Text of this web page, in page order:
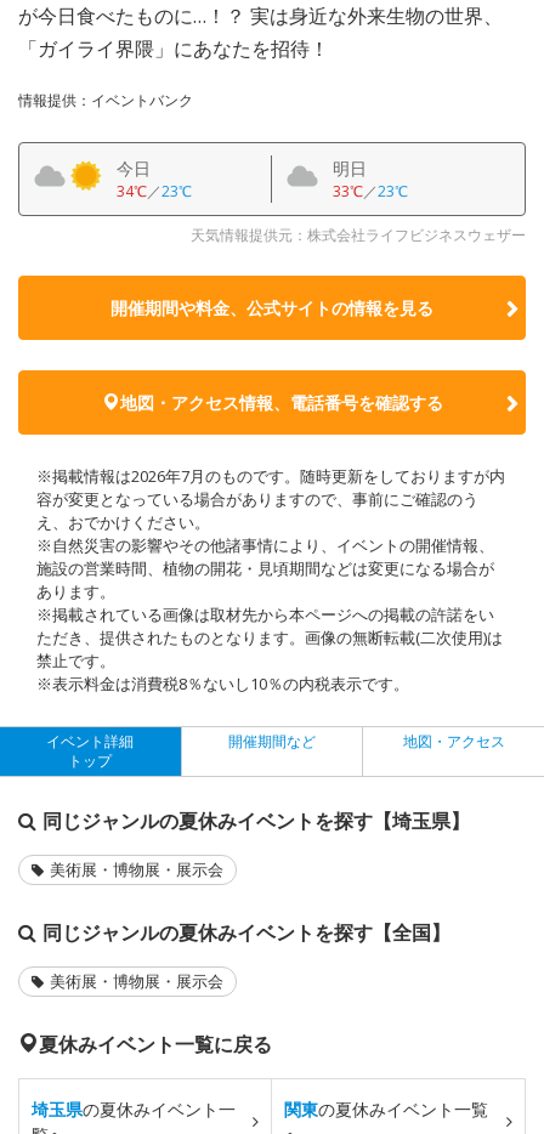
が今日食べたものに…！？ 実は身近な外来生物の世界、
「ガイライ界隈」にあなたを招待！
情報提供：イベントバンク
今日
34℃／23℃
明日
33℃／23℃
天気情報提供元：株式会社ライフビジネスウェザー
開催期間や料金、公式サイトの情報を見る
地図・アクセス情報、電話番号を確認する
※掲載情報は2026年7月のものです。随時更新をしておりますが内
容が変更となっている場合がありますので、事前にご確認のう
え、おでかけください。
※自然災害の影響やその他諸事情により、イベントの開催情報、
施設の営業時間、植物の開花・見頃期間などは変更になる場合が
あります。
※掲載されている画像は取材先から本ページへの掲載の許諾をい
ただき、提供されたものとなります。画像の無断転載(二次使用)は
禁止です。
※表示料金は消費税8％ないし10％の内税表示です。
イベント詳細
トップ
開催期間など 地図・アクセス
同じジャンルの夏休みイベントを探す【埼玉県】
美術展・博物展・展示会
同じジャンルの夏休みイベントを探す【全国】
美術展・博物展・展示会
夏休みイベント一覧に戻る
埼玉県の夏休みイベント一
関東の夏休みイベント一覧